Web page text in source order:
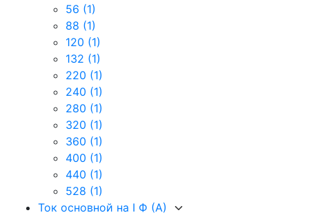
56 (1)
88 (1)
120 (1)
132 (1)
220 (1)
240 (1)
280 (1)
320 (1)
360 (1)
400 (1)
440 (1)
528 (1)
Ток основной на I Ф (А)